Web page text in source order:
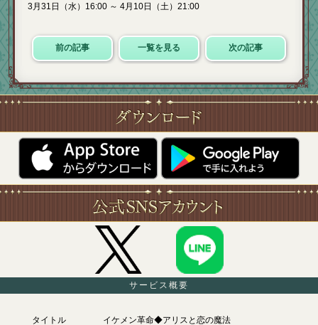
3月31日（水）16:00 ～ 4月10日（土）21:00
前の記事 一覧を見る 次の記事
サービス概要
タイトル
イケメン革命◆アリスと恋の魔法